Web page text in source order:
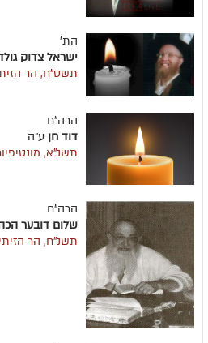
הת'
ישראל צדוק
תשס"ח, הר
הרה"ח
דוד חן ע״ה
תשנ"א,
הרה"ח
שלום דובער
תשנ"ח, הר